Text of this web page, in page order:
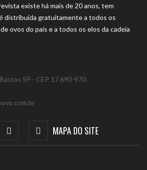
existe há mais de 20 anos, tem
distribuída gratuitamente a todos os
ovos do país e a todos os elos da cadeia
SP - CEP 17.690-970
MAPA DO SITE